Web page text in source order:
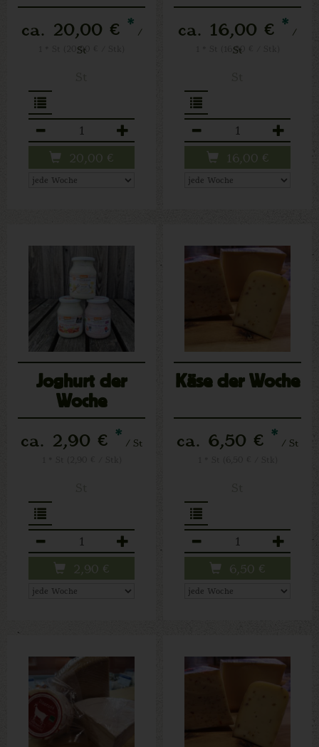
ca. 20,00 € * /
St
1 * St (20,00 € / Stk)
20,00 €
ca. 16,00 € * /
St
1 * St (16,00 € / Stk)
16,00 €
Joghurt der
Woche
ca. 2,90 € * / St
2,90 €
Käse der Woche
ca. 6,50 € * / St
6,50 €